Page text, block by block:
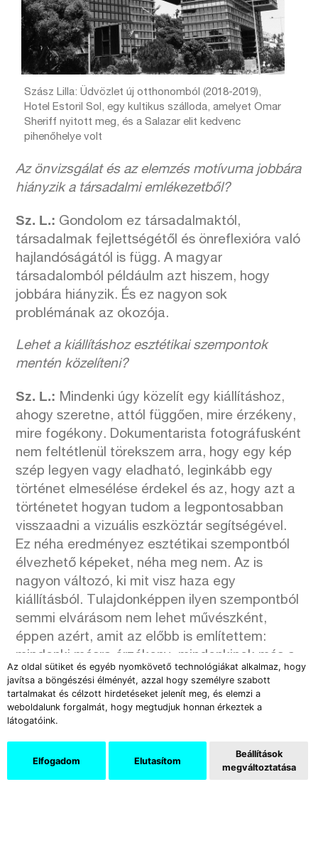
Az oldal sütiket és egyéb nyomkövető technológiákat alkalmaz, hogy
javítsa a böngészési élményét, azzal hogy személyre szabott
tartalmakat és célzott hirdetéseket jelenít meg, és elemzi a
weboldalunk forgalmát, hogy megtudjuk honnan érkeztek a
látogatóink.
Elfogadom Elutasítom
Beállítások
megváltoztatása
Szász Lilla: Üdvözlet új otthonomból (2018-2019),
Hotel Estoril Sol, egy kultikus szálloda, amelyet Omar
Sheriff nyitott meg, és a Salazar elit kedvenc
pihenőhelye volt
Az önvizsgálat és az elemzés motívuma jobbára
hiányzik a társadalmi emlékezetből?
Sz. L.: Gondolom ez társadalmaktól,
társadalmak fejlettségétől és önreflexióra való
hajlandóságától is függ. A magyar
társadalomból példáulm azt hiszem, hogy
jobbára hiányzik. És ez nagyon sok
problémának az okozója.
Lehet a kiállításhoz esztétikai szempontok
mentén közelíteni?
Sz. L.: Mindenki úgy közelít egy kiállításhoz,
ahogy szeretne, attól függően, mire érzékeny,
mire fogékony. Dokumentarista fotográfusként
nem feltétlenül törekszem arra, hogy egy kép
szép legyen vagy eladható, leginkább egy
történet elmesélése érdekel és az, hogy azt a
történetet hogyan tudom a legpontosabban
visszaadni a vizuális eszköztár segítségével.
Ez néha eredményez esztétikai szempontból
élvezhető képeket, néha meg nem. Az is
nagyon változó, ki mit visz haza egy
kiállításból. Tulajdonképpen ilyen szempontból
semmi elvárásom nem lehet művészként,
éppen azért, amit az előbb is említettem:
mindenki másra érzékeny, mindenkinek más a
valósága. Az én feladatom az, hogy a
számomra fontos történeteket a
képességeimhez mérten a lehető
legpontosabban és nyitott módon